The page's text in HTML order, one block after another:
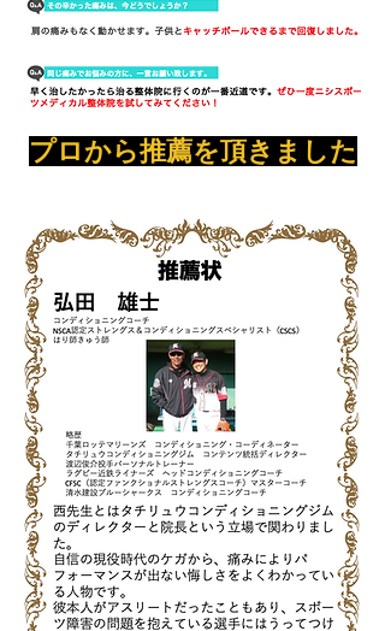
​プロから推薦を頂きました